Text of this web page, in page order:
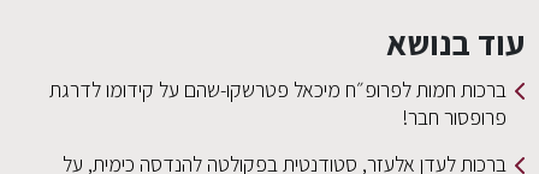
עוד בנושא
ברכות חמות לפרופ״ח מיכאל פטרשקו-שהם על קידומו לדרגת
פרופסור חבר!
ברכות לעדן אלעזר, סטודנטית בפקולטה להנדסה כימית, על